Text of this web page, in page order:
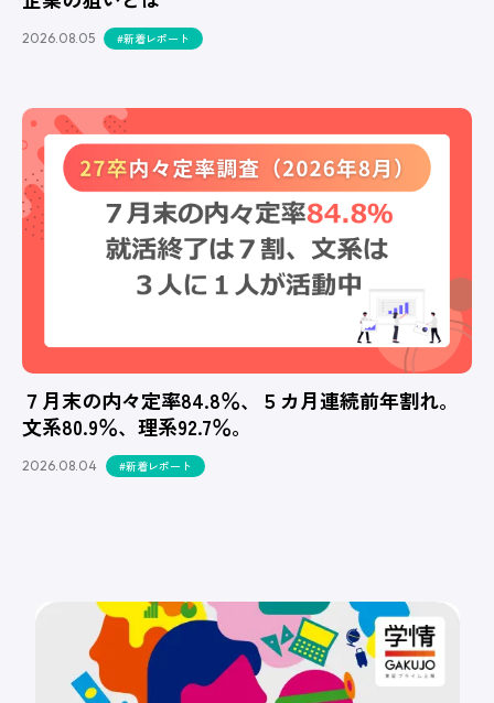
2026.08.05 #新着レポート
７月末の内々定率84.8％、５カ月連続前年割れ。
文系80.9％、理系92.7％。
2026.08.04 #新着レポート